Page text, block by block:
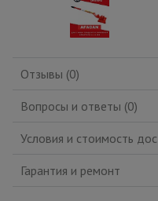
Отзывы (0)
Вопросы и ответы (0)
Условия и стоимость
Гарантия и ремонт